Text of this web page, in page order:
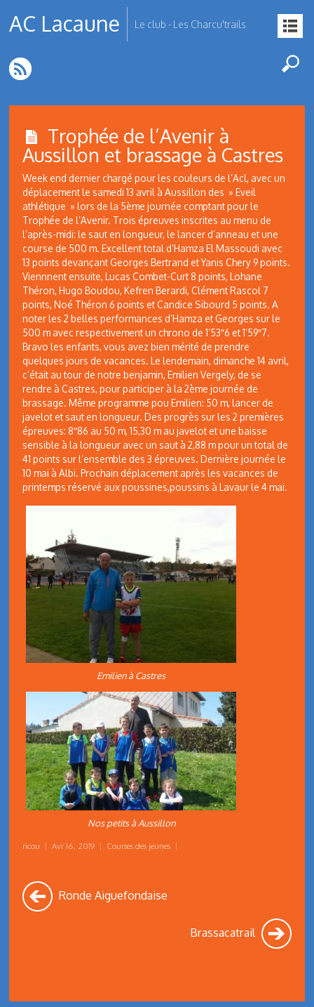
AC Lacaune Le club - Les Charcu'trails
Trophée de l’Avenir à
Aussillon et brassage à Castres
Week end dernier chargé pour les couleurs de l’Acl, avec un
déplacement le samedi 13 avril à Aussillon des » Eveil
athlétique » lors de la 5ème journée comptant pour le
Trophée de l’Avenir. Trois épreuves inscrites au menu de
l’après-midi: le saut en longueur, le lancer d’anneau et une
course de 500 m. Excellent total d’Hamza El Massoudi avec
13 points devançant Georges Bertrand et Yanis Chery 9 points.
Viennnent ensuite, Lucas Combet-Curt 8 points, Lohane
Théron, Hugo Boudou, Kefren Berardi, Clément Rascol 7
points, Noé Théron 6 points et Candice Sibourd 5 points. A
noter les 2 belles performances d’Hamza et Georges sur le
500 m avec respectivement un chrono de 1’53″6 et 1’59″7.
Bravo les enfants, vous avez bien mérité de prendre
quelques jours de vacances. Le lendemain, dimanche 14 avril,
c’était au tour de notre benjamin, Emilien Vergely, de se
rendre à Castres, pour participer à la 2ème journée de
brassage. Même programme pou Emilien: 50 m, lancer de
javelot et saut en longueur. Des progrès sur les 2 premières
épreuves: 8″86 au 50 m, 15,30 m au javelot et une baisse
sensible à la longueur avec un saut à 2,88 m pour un total de
41 points sur l’ensemble des 3 épreuves. Dernière journée le
10 mai à Albi. Prochain déplacement après les vacances de
printemps réservé aux poussines,poussins à Lavaur le 4 mai.
Emilien à Castres
Nos petits à Aussillon
ricou | Avr 16, 2019 | Courses des jeunes |
Ronde Aiguefondaise
Brassacatrail